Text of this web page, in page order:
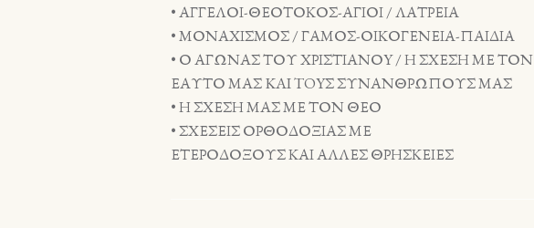
• ΑΓΓΕΛΟΙ-ΘΕΟΤΟΚΟΣ-ΑΓΙΟΙ / ΛΑΤΡΕΙΑ
• ΜΟΝΑΧΙΣΜΟΣ / ΓΑΜΟΣ-ΟΙΚΟΓΕΝΕΙΑ-ΠΑΙΔΙΑ
• Ο ΑΓΩΝΑΣ ΤΟΥ ΧΡΙΣΤΙΑΝΟY / Η ΣΧΕΣΗ ΜΕ ΤΟΝ
ΕΑΥΤΟ ΜΑΣ KAI TOYΣ ΣΥΝΑΝΘΡΩΠΟΥΣ ΜΑΣ
• Η ΣΧΕΣΗ ΜΑΣ ΜΕ ΤΟΝ ΘΕΟ
• ΣΧΕΣΕΙΣ ΟΡΘΟΔΟΞΙΑΣ ΜΕ
ΕΤΕΡΟΔΟΞΟΥΣ ΚΑΙ ΑΛΛΕΣ ΘΡΗΣΚΕΙΕΣ